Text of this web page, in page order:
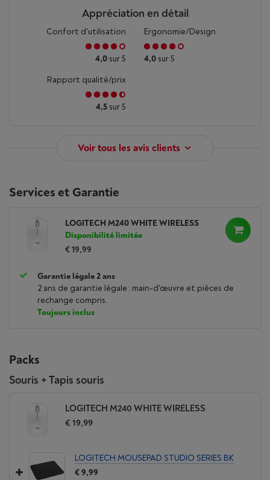
Appréciation en détail
Confort d'utilisation
4,0 sur 5
Ergonomie/Design
4,0 sur 5
Rapport qualité/prix
4,5 sur 5
Voir tous les avis clients
Services et Garantie
LOGITECH M240 WHITE WIRELESS
Disponibilité limitée
€ 19,99
Garantie légale 2 ans
2 ans de garantie légale : main-d'œuvre et pièces de
rechange compris.
Toujours inclus
Packs
Souris + Tapis souris
LOGITECH M240 WHITE WIRELESS
€ 19,99
LOGITECH MOUSEPAD STUDIO SERIES BK
€ 9,99